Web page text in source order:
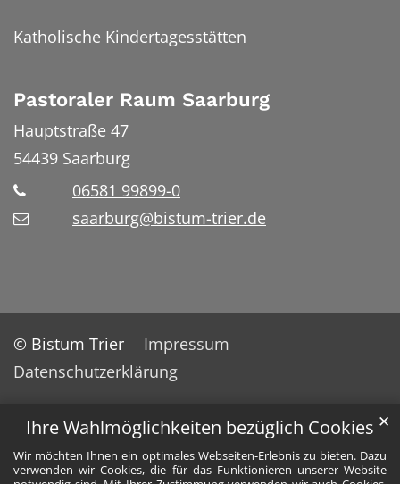
Ihre Wahlmöglichkeiten bezüglich Cookies
Wir möchten Ihnen ein optimales Webseiten-Erlebnis zu bieten. Dazu
verwenden wir Cookies, die für das Funktionieren unserer Website
✕
Katholische Kindertagesstätten
Pastoraler Raum Saarburg
Hauptstraße 47
54439 Saarburg
06581 99899-0
saarburg@bistum-trier.de
© Bistum Trier
Impressum
Datenschutzerklärung